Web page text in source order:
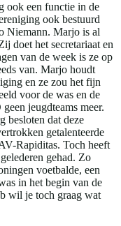
ook een functie in de
ook bestuurd
Niemann. Marjo is al
doet het secretariaat en
van de week is ze op
van. Marjo houdt
en ze zou het fijn
voor de was en de
jeugdteams meer.
besloten dat deze
getalenteerde
Rapiditas. Toch heeft
gehad. Zo
voetbalde, een
in het begin van de
wil je toch graag wat